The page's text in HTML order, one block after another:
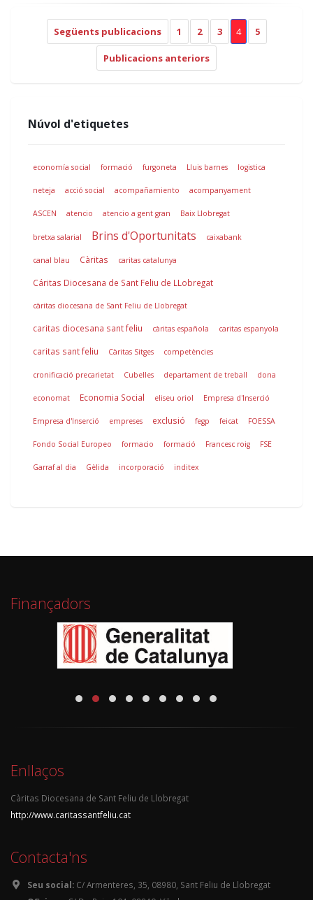
Següents publicacions 1 2 3 4 5
Publicacions anteriors
Núvol d'etiquetes
economía social formació furgoneta Lluis barnes logistica
neteja acció social acompañamiento acompanyament
ASCEN atencio atencio a gent gran Baix Llobregat
bretxa salarial Brins d'Oportunitats caixabank
canal blau Càritas caritas catalunya
Cáritas Diocesana de Sant Feliu de LLobregat
càritas diocesana de Sant Feliu de Llobregat
caritas diocesana sant feliu càritas española caritas espanyola
caritas sant feliu Càritas Sitges competències
cronificació precarietat Cubelles departament de treball dona
economat Economia Social eliseu oriol Empresa d'Inserció
Empresa d'Inserció empreses exclusió fegp feicat FOESSA
Fondo Social Europeo formacio formació Francesc roig FSE
Garraf al dia Gèlida incorporació inditex
Finançadors
Enllaços
Càritas Diocesana de Sant Feliu de Llobregat
http://www.caritassantfeliu.cat
Contacta'ns
Seu social: C/ Armenteres, 35, 08980, Sant Feliu de Llobregat